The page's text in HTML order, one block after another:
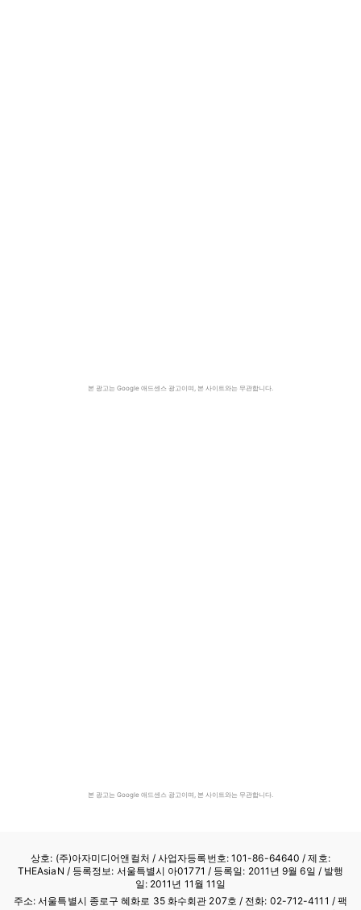
본 광고는 Google 애드센스 광고이며, 본 사이트와는 무관합니다.
본 광고는 Google 애드센스 광고이며, 본 사이트와는 무관합니다.
상호: (주)아자미디어앤컬처 /사업자등록번호: 101-86-64640 / 제호:
THEAsiaN / 등록정보: 서울특별시 아01771 / 등록일: 2011년 9월 6일 / 발행
일: 2011년 11월 11일
주소: 서울특별시 종로구 혜화로 35 화수회관 207호 / 전화: 02-712-4111 / 팩